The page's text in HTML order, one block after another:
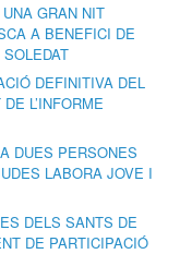
GRAN NIT
A BENEFICI DE
DEFINITIVA DEL
L’INFORME
DUES PERSONES
LABORA JOVE I
DELS SANTS DE
DE PARTICIPACIÓ